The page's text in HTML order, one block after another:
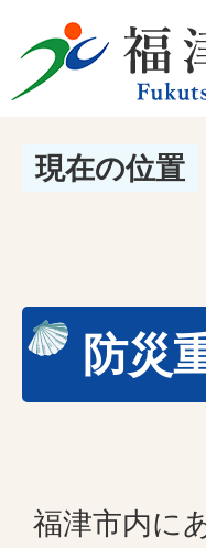
現在の位置
防災
福津市内に